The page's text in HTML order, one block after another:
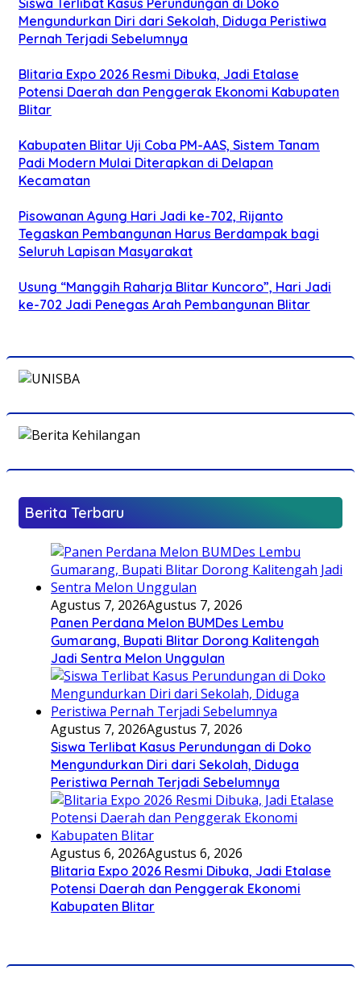
Mengundurkan Diri dari Sekolah, Diduga Peristiwa
Pernah Terjadi Sebelumnya
Blitaria Expo 2026 Resmi Dibuka, Jadi Etalase
Potensi Daerah dan Penggerak Ekonomi Kabupaten
Blitar
Kabupaten Blitar Uji Coba PM-AAS, Sistem Tanam
Padi Modern Mulai Diterapkan di Delapan
Kecamatan
Pisowanan Agung Hari Jadi ke-702, Rijanto
Tegaskan Pembangunan Harus Berdampak bagi
Seluruh Lapisan Masyarakat
Usung “Manggih Raharja Blitar Kuncoro”, Hari Jadi
ke-702 Jadi Penegas Arah Pembangunan Blitar
Berita Terbaru
Agustus 7, 2026Agustus 7, 2026
Panen Perdana Melon BUMDes Lembu
Gumarang, Bupati Blitar Dorong Kalitengah
Jadi Sentra Melon Unggulan
Agustus 7, 2026Agustus 7, 2026
Siswa Terlibat Kasus Perundungan di Doko
Mengundurkan Diri dari Sekolah, Diduga
Peristiwa Pernah Terjadi Sebelumnya
Agustus 6, 2026Agustus 6, 2026
Blitaria Expo 2026 Resmi Dibuka, Jadi Etalase
Potensi Daerah dan Penggerak Ekonomi
Kabupaten Blitar